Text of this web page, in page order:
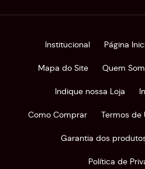
Institucional Página
Mapa do Site Quem
Indique nossa Loja
Como Comprar Termos de
Garantia dos
Política de